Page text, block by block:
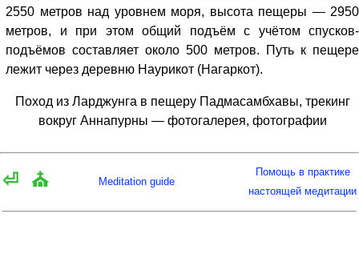
2550 метров над уровнем моря, высота пещеры — 2950
метров, и при этом общий подъём с учётом спусков-
подъёмов составляет около 500 метров. Путь к пещере
лежит через деревню Наурикот (Нагаркот).
Поход из Ларджунга в пещеру Падмасамбхавы, трекинг
вокруг Аннапурны — фотогалерея, фотографии
⏎ ⛪ Meditation guide
Помощь в практике
настоящей медитации